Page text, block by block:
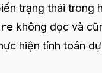
trạng thái trong
không đọc và
hiện tính toán